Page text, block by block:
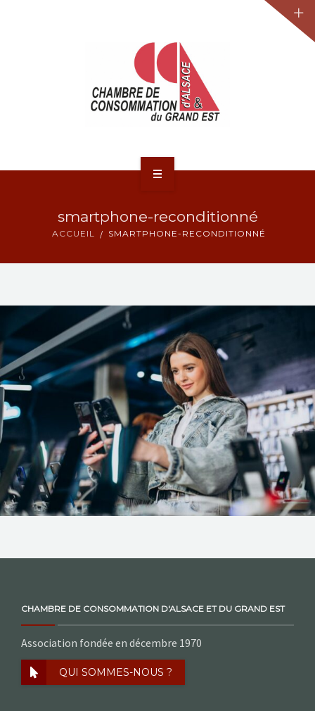
ACTUALITÉS
NOS ACTIONS
CONTACT
smartphone-reconditionné
ACCUEIL SMARTPHONE-RECONDITIONNÉ
CHAMBRE DE CONSOMMATION D'ALSACE ET DU GRAND EST
Association fondée en décembre 1970
QUI SOMMES-NOUS ?